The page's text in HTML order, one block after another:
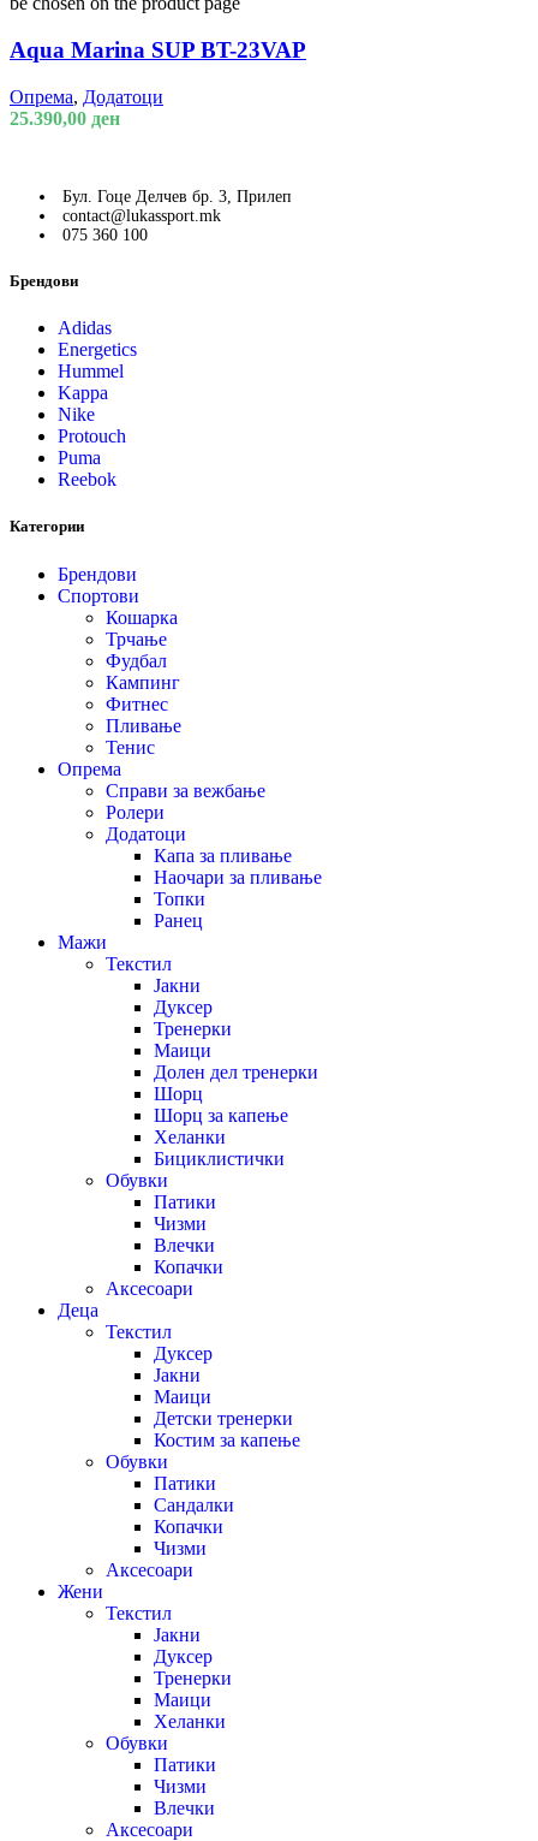
Aqua Marina SUP BT-23VAP
Опрема, Додатоци
25.390,00 ден
Бул. Гоце Делчев бр. 3, Прилеп
contact@lukassport.mk
075 360 100
Брендови
Adidas
Energetics
Hummel
Kappa
Nike
Protouch
Puma
Reebok
Категории
Брендови
Спортови
Кошарка
Трчање
Фудбал
Кампинг
Фитнес
Пливање
Тенис
Опрема
Справи за вежбање
Ролери
Додатоци
Капа за пливање
Наочари за пливање
Топки
Ранец
Мажи
Текстил
Јакни
Дуксер
Тренерки
Маици
Долен дел тренерки
Шорц
Шорц за капење
Хеланки
Бициклистички
Обувки
Патики
Чизми
Влечки
Копачки
Аксесоари
Деца
Текстил
Дуксер
Јакни
Маици
Детски тренерки
Костим за капење
Обувки
Патики
Сандалки
Копачки
Чизми
Аксесоари
Жени
Текстил
Јакни
Дуксер
Тренерки
Маици
Хеланки
Обувки
Патики
Чизми
Влечки
Аксесоари